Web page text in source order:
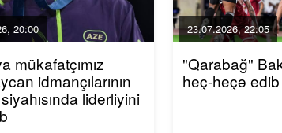
20:00
mükafatçımız
idmançılarının
liderliyini
23.07.2026, 22:05
"Qarabağ"
heç-heçə edib